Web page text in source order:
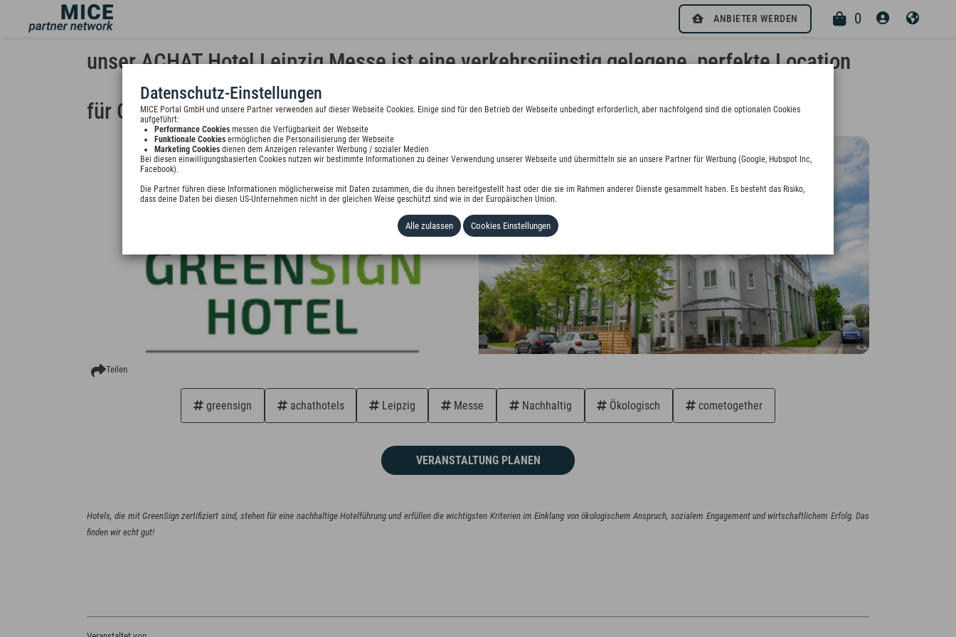
ANBIETER WERDEN 0
unser ACHAT Hotel Leipzig Messe ist eine verkehrsgünstig gelegene, perfekte Location
für Geschäftsreisende und Messebesucher
Teilen
greensign achathotels Leipzig Messe Nachhaltig Ökologisch cometogether
VERANSTALTUNG PLANEN
Hotels, die mit GreenSign zertifiziert sind, stehen für eine nachhaltige Hotelführung und erfüllen die wichtigsten Kriterien im Einklang von ökologischem Anspruch, sozialem Engagement und wirtschaftlichem Erfolg. Das
Datenschutz-Einstellungen
MICE Portal GmbH und unsere Partner verwenden auf dieser Webseite Cookies. Einige sind für den Betrieb der Webseite unbedingt erforderlich, aber nachfolgend sind die optionalen Cookies
aufgeführt:
Performance Cookies messen die Verfügbarkeit der Webseite
Funktionale Cookies ermöglichen die Personailisierung der Webseite
Marketing Cookies dienen dem Anzeigen relevanter Werbung / sozialer Medien
Bei diesen einwilligungsbasierten Cookies nutzen wir bestimmte Informationen zu deiner Verwendung unserer Webseite und übermitteln sie an unsere Partner für Werbung (Google, Hubspot Inc,
Facebook).
Die Partner führen diese Informationen möglicherweise mit Daten zusammen, die du ihnen bereitgestellt hast oder die sie im Rahmen anderer Dienste gesammelt haben. Es besteht das Risiko,
dass deine Daten bei diesen US-Unternehmen nicht in der gleichen Weise geschützt sind wie in der Europäischen Union.
Alle zulassen Cookies Einstellungen